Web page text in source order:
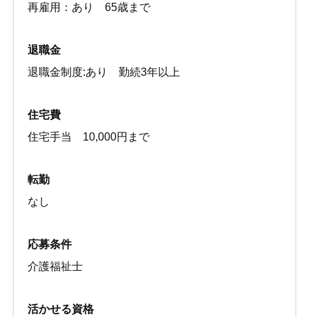
再雇用：あり 65歳まで
退職金
退職金制度:あり 勤続3年以上
住宅費
住宅手当 10,000円まで
転勤
なし
応募条件
介護福祉士
活かせる資格